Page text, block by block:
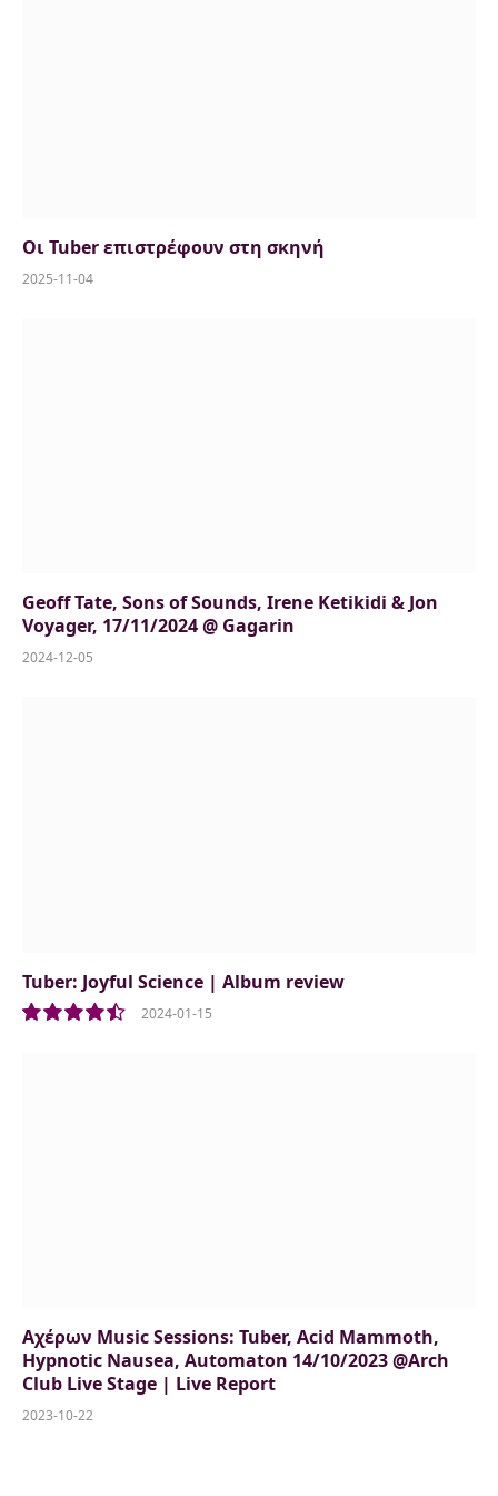
Οι Tuber επιστρέφουν στη σκηνή
2025-11-04
Geoff Tate, Sons of Sounds, Irene Ketikidi & Jon
Voyager, 17/11/2024 @ Gagarin
2024-12-05
Tuber: Joyful Science | Album review
2024-01-15
Αχέρων Music Sessions: Tuber, Acid Mammoth,
Hypnotic Nausea, Automaton 14/10/2023 @Arch
Club Live Stage | Live Report
2023-10-22